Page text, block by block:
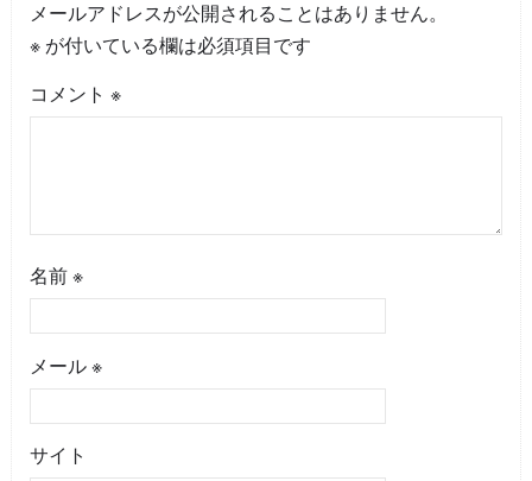
メールアドレスが公開されることはありません。
※が付いている欄は必須項目です
コメント ※
名前 ※
メール ※
サイト